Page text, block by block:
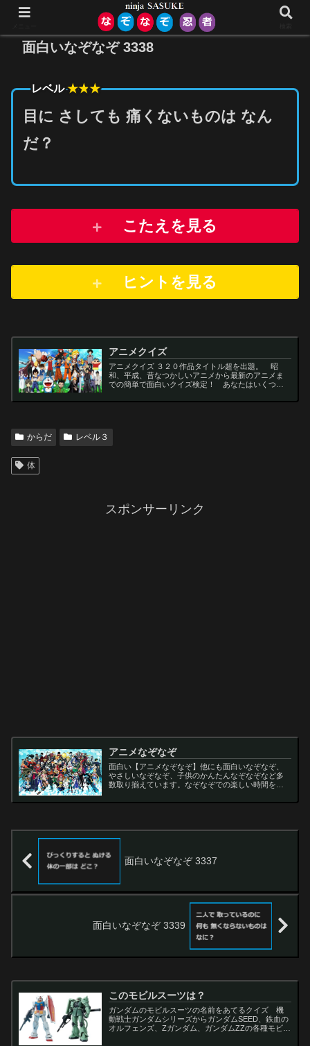
面白いなぞなぞ 3338
レベル★★★
目に さしても 痛くないものは なん
だ？
こたえを見る
ヒントを 見る
アニメクイズ
アニメクイズ ３２０作品タイトル超を出題。 昭
和、平成、昔なつかしいアニメから最新のアニメま
での簡単で面白いクイズ検定！ あなたはいくつわ
ど一問一答から3択・4択問題までの小学生の簡単問
からだ レベル３
体
スポンサーリンク
アニメなぞなぞ
面白い【アニメなぞなぞ】他にも面白いなぞなぞ、
やさしいなぞなぞ、子供のかんたんなぞなぞなど多
数取り揃えています。なぞなぞでの楽しい時間をお
面白いなぞなぞ 3337
面白いなぞなぞ 3339
このモビルスーツは？
ガンダムのモビルスーツの名前をあてるクイズ 機
動戦士ガンダムシリーズからガンダムSEED、鉄血の
オルフェンズ、Zガンダム、ガンダムZZの各種モビル